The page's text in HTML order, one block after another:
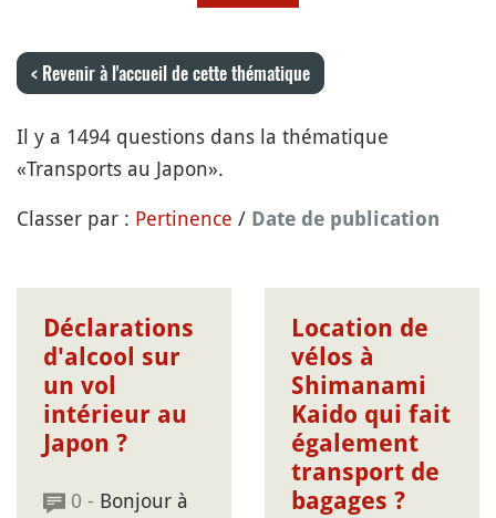
< Revenir à l'accueil de cette thématique
Il y a 1494 questions dans la thématique
«Transports au Japon».
Classer par : Pertinence / Date de publication
Déclarations
d'alcool sur
un vol
intérieur au
Japon ?
0 - Bonjour à
Location de
vélos à
Shimanami
Kaido qui fait
également
transport de
bagages ?